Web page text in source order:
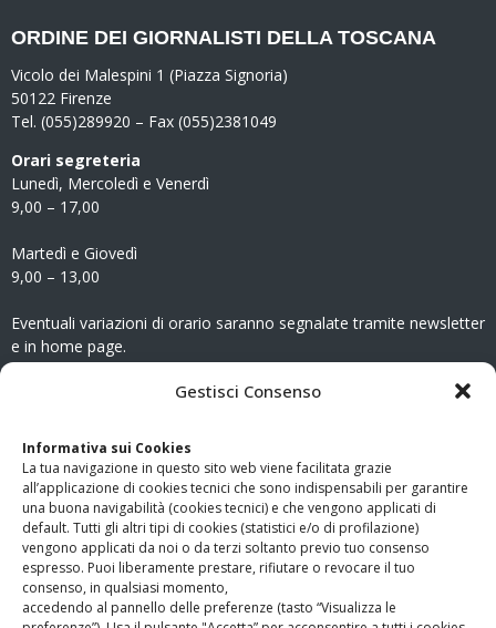
Gestisci Consenso
Informativa sui Cookies
La tua navigazione in questo sito web viene facilitata grazie
all’applicazione di cookies tecnici che sono indispensabili per garantire
una buona navigabilità (cookies tecnici) e che vengono applicati di
default. Tutti gli altri tipi di cookies (statistici e/o di profilazione)
vengono applicati da noi o da terzi soltanto previo tuo consenso
espresso. Puoi liberamente prestare, rifiutare o revocare il tuo
consenso, in qualsiasi momento,
accedendo al pannello delle preferenze (tasto “Visualizza le
ORDINE DEI GIORNALISTI DELLA TOSCANA
Vicolo dei Malespini 1 (Piazza Signoria)
50122 Firenze
Tel. (055)289920 – Fax (055)2381049
Orari segreteria
Lunedì, Mercoledì e Venerdì
9,00 – 17,00
Martedì e Giovedì
9,00 – 13,00
Eventuali variazioni di orario saranno segnalate tramite newsletter
e in home page.
www.odg.toscana.it – testata registrata presso il Tribunale di
Firenze al nr. 5208 dell’ 08.10.2002. Direttore responsabile:
Giampaolo Marchini – C.F. 80005790482
LINK UTILI
PagoPA